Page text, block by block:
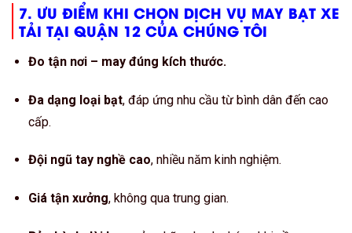
7. ƯU ĐIỂM KHI CHỌN DỊCH VỤ MAY BẠT XE
TẢI TẠI QUẬN 12 CỦA CHÚNG TÔI
Đo tận nơi – may đúng kích thước.
Đa dạng loại bạt, đáp ứng nhu cầu từ bình dân đến cao
cấp.
Đội ngũ tay nghề cao, nhiều năm kinh nghiệm.
Giá tận xưởng, không qua trung gian.